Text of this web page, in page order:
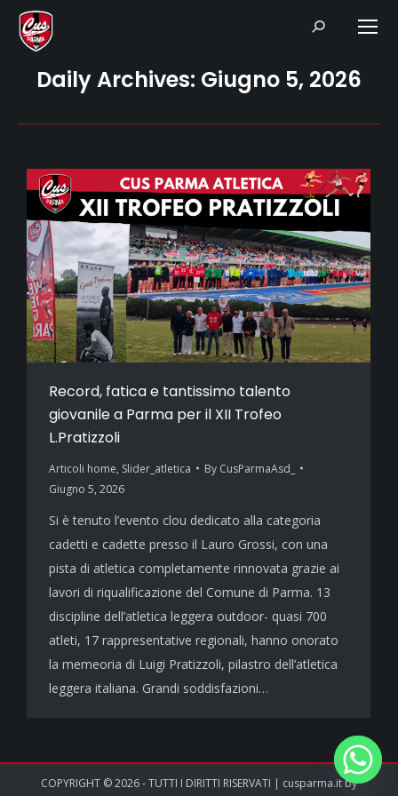
Search:
Daily Archives: Giugno 5, 2026
Record, fatica e tantissimo talento
giovanile a Parma per il XII Trofeo
L.Pratizzoli
Articoli home, Slider_atletica By CusParmaAsd_
Giugno 5, 2026
Si è tenuto l’evento clou dedicato alla categoria
cadetti e cadette presso il Lauro Grossi, con una
pista di atletica completamente rinnovata grazie ai
lavori di riqualificazione del Comune di Parma. 13
discipline dell’atletica leggera outdoor- quasi 700
atleti, 17 rappresentative regionali, hanno onorato
la memeoria di Luigi Pratizzoli, pilastro dell’atletica
leggera italiana. Grandi soddisfazioni…
COPYRIGHT © 2026 - TUTTI I DIRITTI RISERVATI | cusparma.it by